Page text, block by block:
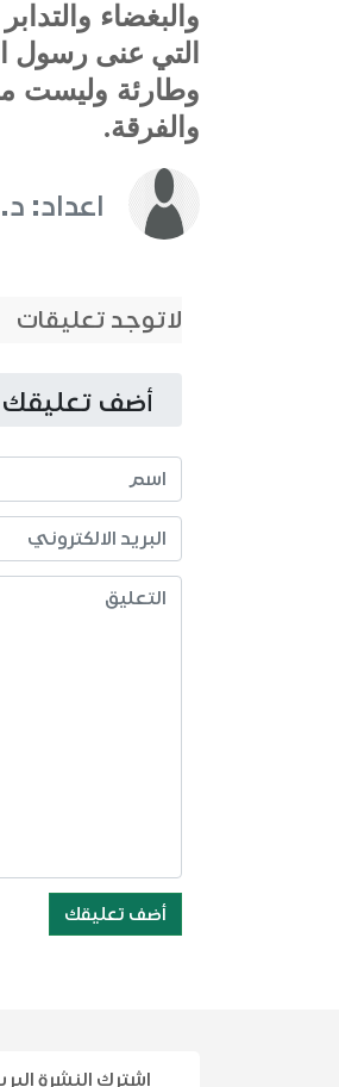
والبغضاء
التي عنى رسول
وطارئة وليست
والفرقة.
اعداد:
لاتوجد تعليقات
أضف تعليقك
أضف تعليقك